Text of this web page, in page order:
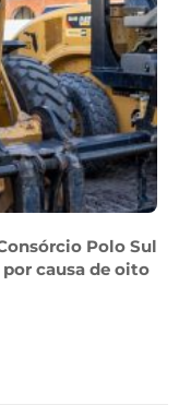
Polo Sul
causa de oito